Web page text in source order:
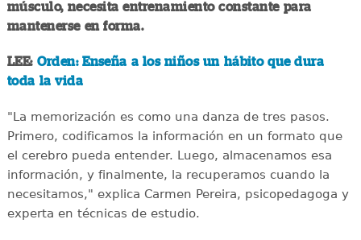
músculo, necesita entrenamiento constante para
mantenerse en forma.
LEE: Orden: Enseña a los niños un hábito que dura
toda la vida
"La memorización es como una danza de tres pasos.
Primero, codificamos la información en un formato que
el cerebro pueda entender. Luego, almacenamos esa
información, y finalmente, la recuperamos cuando la
necesitamos," explica Carmen Pereira, psicopedagoga y
experta en técnicas de estudio.